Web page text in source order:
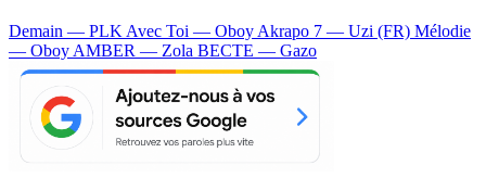
Demain — PLK Avec Toi — Oboy Akrapo 7 — Uzi (FR) Mélodie
— Oboy AMBER — Zola BECTE — Gazo